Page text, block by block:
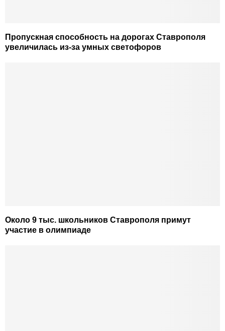
Пропускная способность на дорогах Ставрополя
увеличилась из-за умных светофоров
Около 9 тыс. школьников Ставрополя примут
участие в олимпиаде